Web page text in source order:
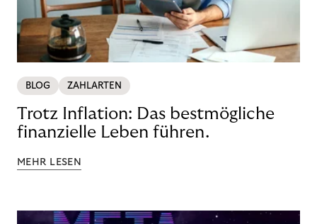
BLOG ZAHLARTEN
Trotz Inflation: Das bestmögliche
finanzielle Leben führen.
MEHR LESEN